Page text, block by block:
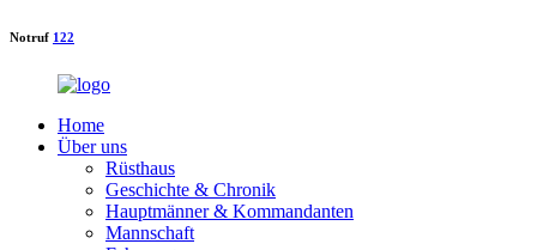
Notruf 122
Home
Über uns
Rüsthaus
Geschichte & Chronik
Hauptmänner & Kommandanten
Mannschaft